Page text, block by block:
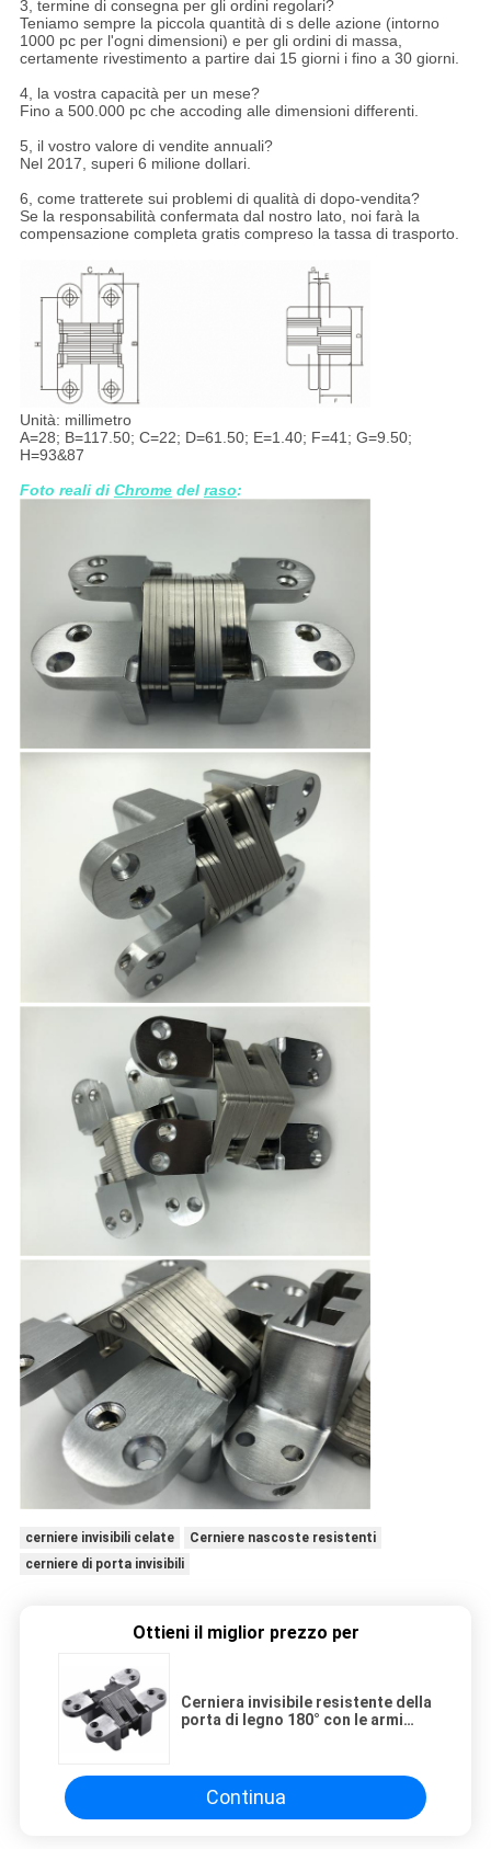
3, termine di consegna per gli ordini regolari?
Teniamo sempre la piccola quantità di s delle azione (intorno
1000 pc per l'ogni dimensioni) e per gli ordini di massa,
certamente rivestimento a partire dai 15 giorni i fino a 30 giorni.
4, la vostra capacità per un mese?
Fino a 500.000 pc che accoding alle dimensioni differenti.
5, il vostro valore di vendite annuali?
Nel 2017, superi 6 milione dollari.
6, come tratterete sui problemi di qualità di dopo-vendita?
Se la responsabilità confermata dal nostro lato, noi farà la
compensazione completa gratis compreso la tassa di trasporto.
Unità: millimetro
A=28; B=117.50; C=22; D=61.50; E=1.40; F=41; G=9.50;
H=93&87
Foto reali di Chromedel raso:
cerniere invisibili celate
Cerniere nascoste resistenti
cerniere di porta invisibili
Ottieni il miglior prezzo per
Cerniera invisibile resistente della
porta di legno 180° con le armi
Continua